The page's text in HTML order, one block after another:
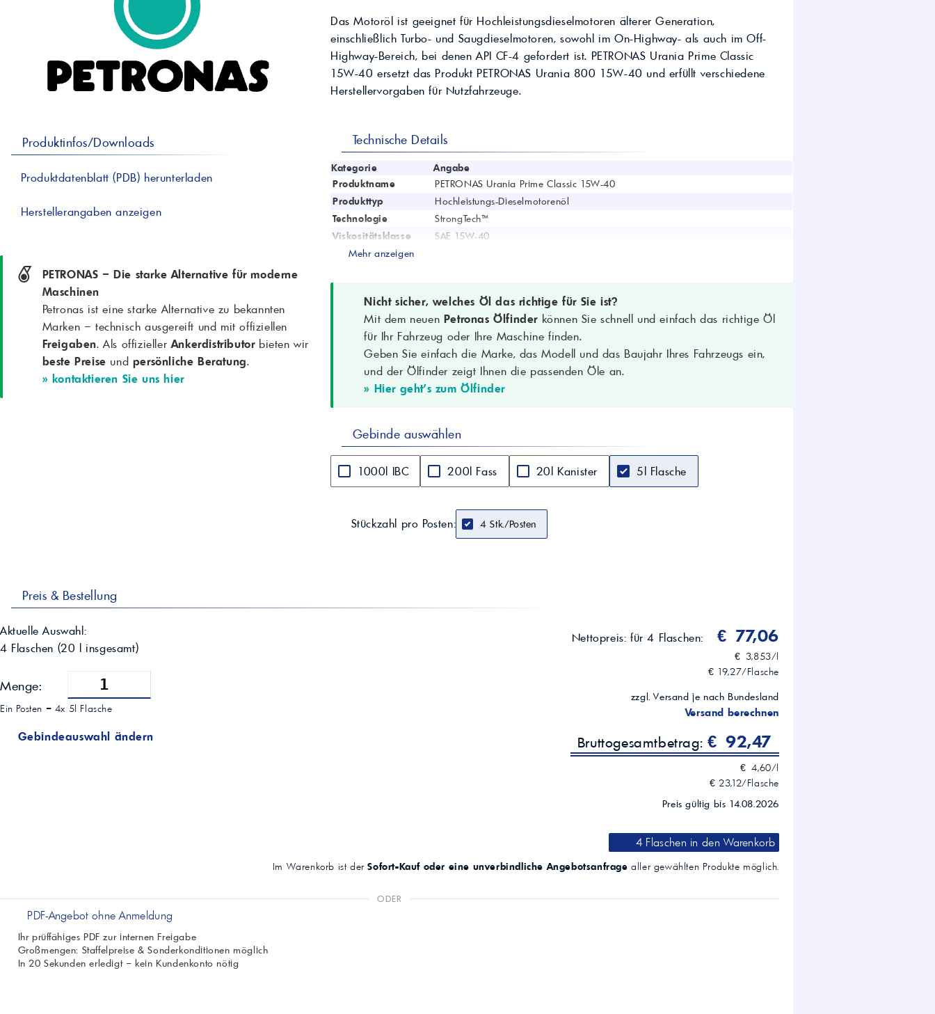
Prozessöle
Produkt anfragen Kontaktieren Sie uns!
Industriepigmente für
Farben & Beschichtungen
Farbmittel für Wasch- &
Reinigungsmittelindustrie
Pigmentlösungen für Bauchemie &
In-Plant-Tinting
UTTO Öle – Universal
Tractor Transmission Oil
Kostenloser Maschinen-
Ölcheck
Produkt anfragen Kontaktieren Sie uns!
Produktinfos/Downloads
Produktdatenblatt (PDB) herunterladen
Herstellerangaben anzeigen
PETRONAS – Die starke Alternative für moderne
Maschinen
Petronas ist eine starke Alternative zu bekannten
Marken – technisch ausgereift und mit offiziellen
Freigaben. Als offiziellerAnkerdistributorbieten wir
beste Preise und persönliche Beratung.
» kontaktieren Sie uns hier
Das Motoröl ist geeignet für Hochleistungsdieselmotoren älterer Generation,
einschließlich Turbo- und Saugdieselmotoren, sowohl im On-Highway- als auch im Off-
Highway-Bereich, bei denen API CF-4 gefordert ist. PETRONAS Urania Prime Classic
15W-40 ersetzt das Produkt PETRONAS Urania 800 15W-40 und erfüllt verschiedene
Herstellervorgaben für Nutzfahrzeuge.
Technische Details
Kategorie
Angabe
Produktname
PETRONAS Urania Prime Classic 15W-40
Produkttyp
Hochleistungs-Dieselmotorenöl
Technologie
StrongTech™
Viskositätsklasse
SAE 15W-40
API-Spezifikation
Anwendungsbereich
Highway und Off-Highway
Einsatz
Nutzfahrzeuge, Lkw, Off-Highway-Dieselanwendungen mit API CF-4-Anforderung
Ersatz für
PETRONAS Urania 800 15W-40
Aussehen
Hell und klar
Dichte bei 15 °C
0,864 g/cm³ (ASTM D4052)
KV bei 100 °C
14,8 mm²/s (cSt) (ASTM D445)
Viskositätsindex
Gesamtbasenzahl
(TBN)
6,9 mgKOH/g (ASTM D2896)
CCS-Viskosität bei
-20 °C
6000 mPa·s (ASTM D5293)
Besondere
Viskositätsstabilität, Schutz vor Ablagerungen und Schlamm, Rußkontrolle,
stabiler Fluidfilm
Mehr anzeigen
Nicht sicher, welches Öl das richtige für Sie ist?
Mit dem neuen Petronas Ölfinder können Sie schnell und einfach das richtige Öl
für Ihr Fahrzeug oder Ihre Maschine finden.
Geben Sie einfach die Marke, das Modell und das Baujahr Ihres Fahrzeugs ein,
und der Ölfinder zeigt Ihnen die passenden Öle an.
» Hier geht's zum Ölfinder
Gebinde auswählen
1000l IBC 200l Fass 20l Kanister 5l Flasche
Stückzahl pro Posten: 4 Stk./Posten
Preis & Bestellung
Aktuelle Auswahl:
4 Flaschen (20 l insgesamt)
Menge:
Ein Posten = 4x 5l Flasche
Gebindeauswahl ändern
Nettopreis: für 4 Flaschen: € 77,06
€ 3,853/l
€ 19,27/Flasche
zzgl. Versand je nach Bundesland
Versand berechnen
Bruttogesamtbetrag: € 92,47
€ 4,60/l
€ 23,12/Flasche
Preis gültig bis 14.08.2026
4 Flaschen in den Warenkorb
Im Warenkorb ist derSofort-Kauf oder eine unverbindliche Angebotsanfrage aller gewählten Produkte möglich.
ODER
PDF-Angebot ohne Anmeldung
Ihr prüffähiges PDF zur internen Freigabe
Großmengen: Staffelpreise & Sonderkonditionen möglich
In 20 Sekunden erledigt – kein Kundenkonto nötig